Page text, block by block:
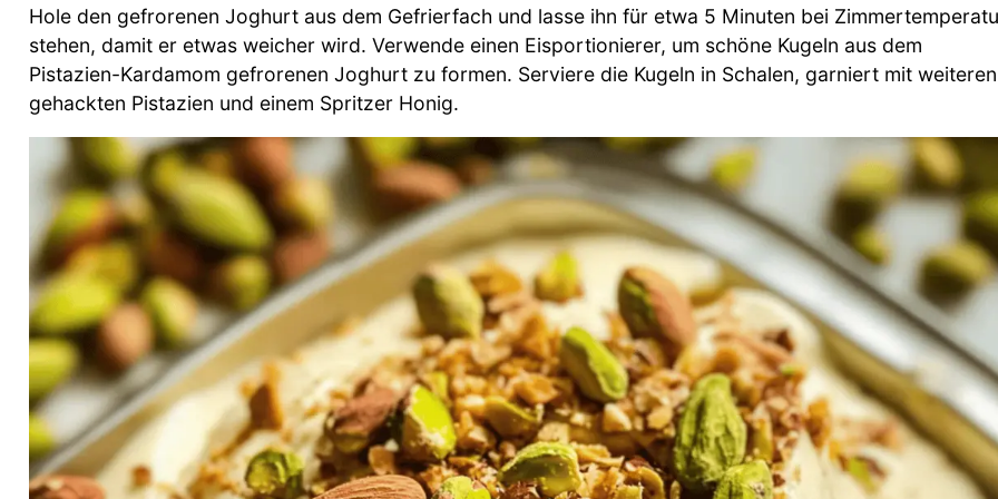
Hole den gefrorenen Joghurt aus dem Gefrierfach und lasse ihn für etwa 5 Minuten bei
stehen, damit er etwas weicher wird. Verwende einen Eisportionierer, um schöne Kugeln aus dem
Pistazien-Kardamom gefrorenen Joghurt zu formen. Serviere die Kugeln in Schalen, garniert mit weiteren
gehackten Pistazien und einem Spritzer Honig.